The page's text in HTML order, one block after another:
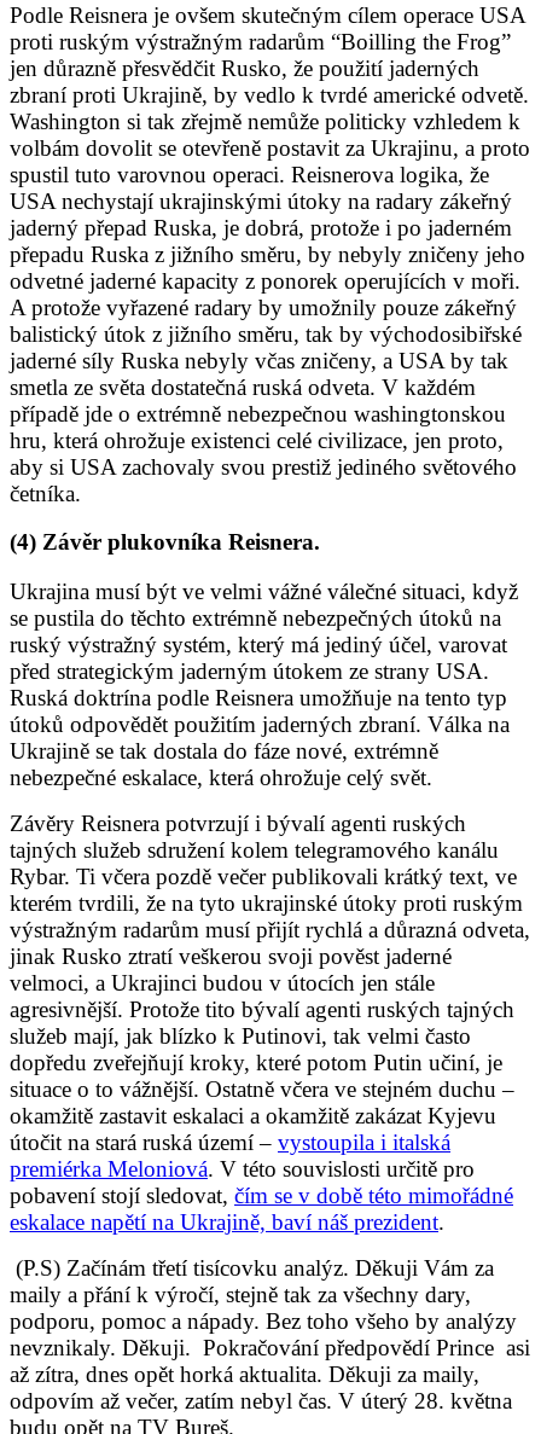
Podle Reisnera je ovšem skutečným cílem operace USA
proti ruským výstražným radarům “Boilling the Frog”
jen důrazně přesvědčit Rusko, že použití jaderných
zbraní proti Ukrajině, by vedlo k tvrdé americké odvetě.
Washington si tak zřejmě nemůže politicky vzhledem k
volbám dovolit se otevřeně postavit za Ukrajinu, a proto
spustil tuto varovnou operaci. Reisnerova logika, že
USA nechystají ukrajinskými útoky na radary zákeřný
jaderný přepad Ruska, je dobrá, protože i po jaderném
přepadu Ruska z jižního směru, by nebyly zničeny jeho
odvetné jaderné kapacity z ponorek operujících v moři.
A protože vyřazené radary by umožnily pouze zákeřný
balistický útok z jižního směru, tak by východosibiřské
jaderné síly Ruska nebyly včas zničeny, a USA by tak
smetla ze světa dostatečná ruská odveta. V každém
případě jde o extrémně nebezpečnou washingtonskou
hru, která ohrožuje existenci celé civilizace, jen proto,
aby si USA zachovaly svou prestiž jediného světového
četníka.
(4) Závěr plukovníka Reisnera.
Ukrajina musí být ve velmi vážné válečné situaci, když
se pustila do těchto extrémně nebezpečných útoků na
ruský výstražný systém, který má jediný účel, varovat
před strategickým jaderným útokem ze strany USA.
Ruská doktrína podle Reisnera umožňuje na tento typ
útoků odpovědět použitím jaderných zbraní. Válka na
Ukrajině se tak dostala do fáze nové, extrémně
nebezpečné eskalace, která ohrožuje celý svět.
Závěry Reisnera potvrzují i bývalí agenti ruských
tajných služeb sdružení kolem telegramového kanálu
Rybar. Ti včera pozdě večer publikovali krátký text, ve
kterém tvrdili, že na tyto ukrajinské útoky proti ruským
výstražným radarům musí přijít rychlá a důrazná odveta,
jinak Rusko ztratí veškerou svoji pověst jaderné
velmoci, a Ukrajinci budou v útocích jen stále
agresivnější. Protože tito bývalí agenti ruských tajných
služeb mají, jak blízko k Putinovi, tak velmi často
dopředu zveřejňují kroky, které potom Putin učiní, je
situace o to vážnější. Ostatně včera ve stejném duchu –
okamžitě zastavit eskalaci a okamžitě zakázat Kyjevu
útočit na stará ruská území – vystoupila i italská
premiérka Meloniová. V této souvislosti určitě pro
pobavení stojí sledovat, čím se v době této mimořádné
eskalace napětí na Ukrajině, baví náš prezident.
(P.S) Začínám třetí tisícovku analýz. Děkuji Vám za
maily a přání k výročí, stejně tak za všechny dary,
podporu, pomoc a nápady. Bez toho všeho by analýzy
nevznikaly. Děkuji. Pokračování předpovědí Prince asi
až zítra, dnes opět horká aktualita. Děkuji za maily,
odpovím až večer, zatím nebyl čas. V úterý 28. května
budu opět na TV Bureš.